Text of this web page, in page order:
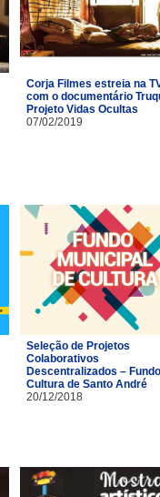
Corja Filmes estreia na
com o documentário
Projeto Vidas Ocultas
07/02/2019
Seleção de Projetos
Colaborativos
Descentralizados –
Cultura de Santo André
20/12/2018